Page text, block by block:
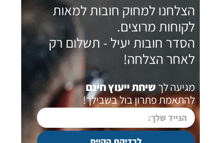
הצלחנו למחוק חובות למאות
לקוחות מרוצים.
הסדר חובות יעיל - תשלום רק
לאחר הצלחה!
מגיעה לךשיחת ייעוץ חינם
להתאמת פתרון בול בשבילך!